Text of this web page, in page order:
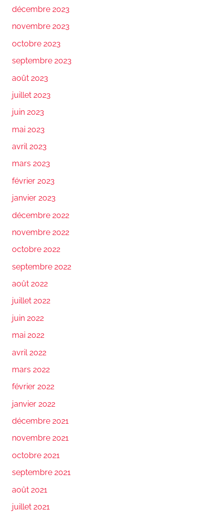
décembre 2023
novembre 2023
octobre 2023
septembre 2023
août 2023
juillet 2023
juin 2023
mai 2023
avril 2023
mars 2023
février 2023
janvier 2023
décembre 2022
novembre 2022
octobre 2022
septembre 2022
août 2022
juillet 2022
juin 2022
mai 2022
avril 2022
mars 2022
février 2022
janvier 2022
décembre 2021
novembre 2021
octobre 2021
septembre 2021
août 2021
juillet 2021